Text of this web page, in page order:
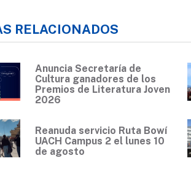
RELACIONADOS
Anuncia Secretaría de
Cultura ganadores de los
Premios de Literatura Joven
2026
Reanuda servicio Ruta Bowí
UACH Campus 2 el lunes 10
de agosto